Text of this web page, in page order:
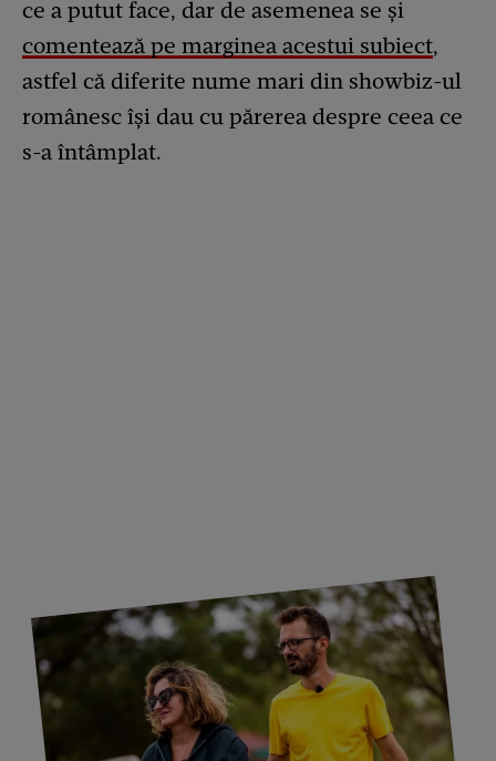
ce a putut face, dar de asemenea se și
comentează pe marginea acestui subiect,
astfel că diferite nume mari din showbiz-ul
românesc își dau cu părerea despre ceea ce
s-a întâmplat.